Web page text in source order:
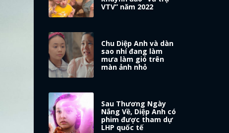
VTV” năm 2022
Chu Diệp Anh và dàn
sao nhí đang làm
mưa làm gió trên
màn ảnh nhỏ
Sau Thương Ngày
Nắng Về, Diệp Anh có
phim được tham dự
LHP quốc tế